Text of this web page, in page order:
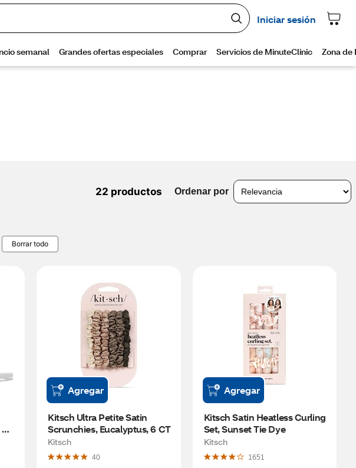
22 productos Ordenar por
Borrar todo
Agregar
Kitsch Ultra Petite Satin
Scrunchies, Eucalyptus, 6 CT
Kitsch
40
Agregar
Kitsch Satin Heatless Curling
Set, Sunset Tie Dye
Kitsch
1651